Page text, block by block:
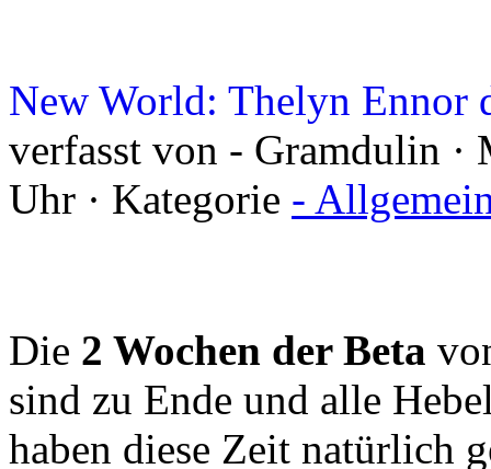
New World: Thelyn Ennor
verfasst von - Gramdulin ·
Uhr · Kategorie -
Die 2 Wochen der Beta
sind zu Ende und alle
haben diese Zeit natürlich